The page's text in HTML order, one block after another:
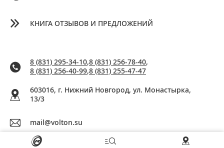
КНИГА ОТЗЫВОВ И ПРЕДЛОЖЕНИЙ
8 (831) 295-34-10,8 (831) 256-78-40,
8 (831) 256-40-99,8 (831) 255-47-47
603016, г. Нижний Новгород, ул. Монастырка,
13/3
mail@volton.su